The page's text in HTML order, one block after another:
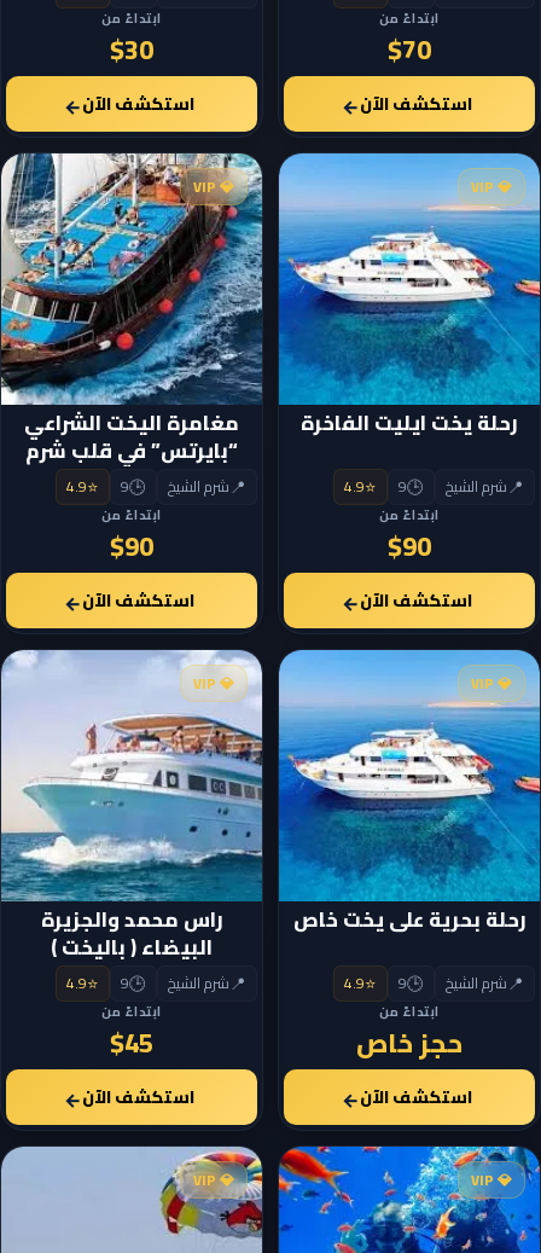
ابتداءً من
$70
استكشف الآن←
ابتداءً من
$30
استكشف الآن←
💎 VIP
رحلة يخت ايليت الفاخرة
📍شرم الشيخ 🕒
9
⭐
4.9
ابتداءً من
$90
استكشف الآن←
💎 VIP
مغامرة اليخت الشراعي
“بايرتس” في قلب شرم
الشيخ 📍شرم الشيخ 🕒
9
⭐
4.9
ابتداءً من
$90
استكشف الآن←
💎 VIP
رحلة بحرية على يخت خاص
📍شرم الشيخ 🕒
9
⭐
4.9
ابتداءً من
حجز خاص
استكشف الآن←
💎 VIP
راس محمد والجزيرة
البيضاء ( باليخت )
📍شرم الشيخ 🕒
9
⭐
4.9
ابتداءً من
$45
استكشف الآن←
💎 VIP
💎 VIP